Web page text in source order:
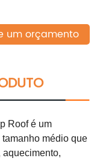
um orçamento
Roof é um
médio que
aquecimento,